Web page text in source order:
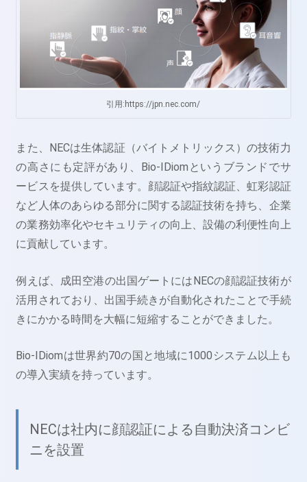
引用:https://jpn.nec.com/
また、NECは生体認証（バイトメトリックス）の技術力
の高さにも定評があり、Bio-IDiomというブランドでサ
ービスを提供しています。顔認証や指紋認証、虹彩認証
など人体のあらゆる部分に関する認証技術を持ち、企業
の業務効率化やセキュリティの向上、設備の利便性向上
に貢献しています。
例えば、成田空港の出国ゲートにはNECの顔認証技術が
活用されており、出国手続きが自動化されたことで手続
きにかかる時間を大幅に短縮することができました。
Bio-IDiomは世界約70の国と地域に1000システム以上も
の導入実績を持っています。
NECは社内に顔認証による自動決済コンビ
ニを設置